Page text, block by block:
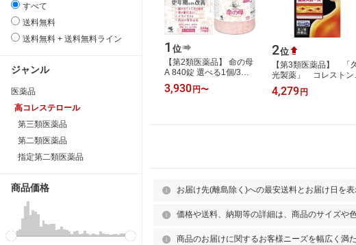
すべて
送料無料
送料無料 + 送料無料ライン
ジャンル
医薬品
高コレステロール
第三類医薬品
第二類医薬品
指定第二類医薬品
商品価格
1 位
【第2類医薬品】 命の母
A 840錠 選べる1個/3
個/5個セット【13種類生
薬＋ビタミンの複合薬・
3,930円〜
2位
【第3類医薬品】 「
光製薬」 コレスト
168カプセル ※セルフ
メディケーション税制
4,279 円
お届け先(離島除く)への最安送料とお届け日を
価格や送料、納期等の詳細は、商品のサイズや
商品のお届けに関するお客様ニーズを幅広く満